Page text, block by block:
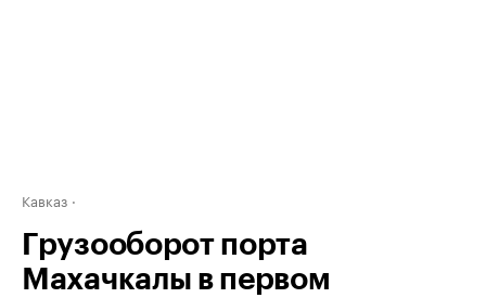
Кавказ
Грузооборот порта
Махачкалы в первом